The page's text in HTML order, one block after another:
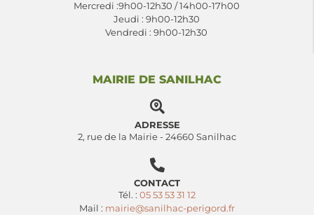
Mercredi :9h00-12h30 / 14h00-17h00
Jeudi : 9h00-12h30
Vendredi : 9h00-12h30
MAIRIE DE SANILHAC
ADRESSE
2, rue de la Mairie - 24660 Sanilhac
CONTACT
Tél. : 05 53 53 31 12
Mail : mairie@sanilhac-perigord.fr